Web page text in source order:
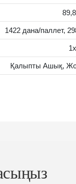
1422 дана/паллет,
Қалыпты Ашық,